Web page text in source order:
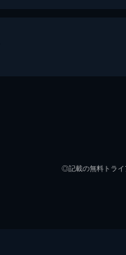
◎記載の無料トライ